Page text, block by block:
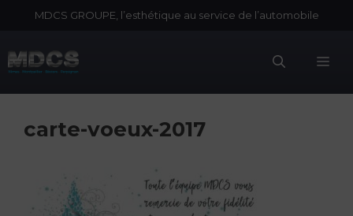
MDCS GROUPE, l’esthétique au service de l’automobile
carte-voeux-2017